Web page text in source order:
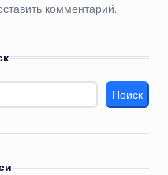
комментарий.
Поиск